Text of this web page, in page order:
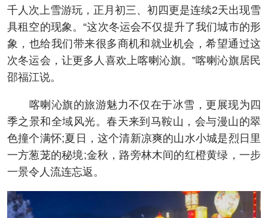
千人次上雪游玩，正月初三、初四更是连续2天出现雪
具租空的现象。“这次冬运会不仅提升了我们城市的形
象，也给我们带来很多商机和就业机会，希望通过这
次冬运会，让更多人喜欢上喀喇沁旗。”喀喇沁旗居民
邵福江说。
喀喇沁旗的旅游魅力不仅在于冰雪，更展现为四
季之景和全域风光。春天来到马鞍山，会与漫山的翠
色撞个满怀;夏日，这个清新凉爽的山水小城是烈日里
一方葱茏的秘境;金秋，路旁林木间的红橙黄绿，一步
一景令人流连忘返。